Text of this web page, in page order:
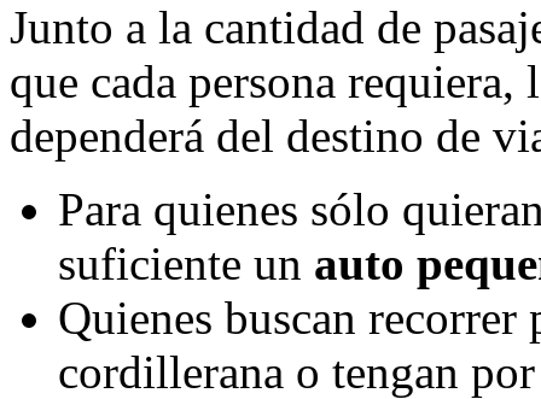
Junto a la cantidad de
que cada persona
dependerá del destino de
Para quienes sólo
suficiente un auto
Quienes buscan recorrer
cordillerana o tengan